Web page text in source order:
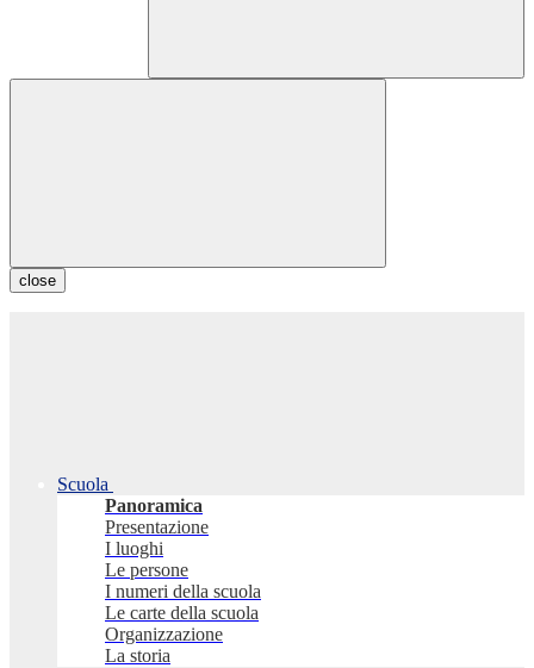
close
Scuola
Panoramica
Presentazione
I luoghi
Le persone
I numeri della scuola
Le carte della scuola
Organizzazione
La storia